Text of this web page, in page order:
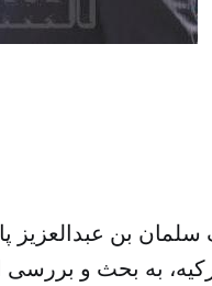
سلمان بن
به بحث و